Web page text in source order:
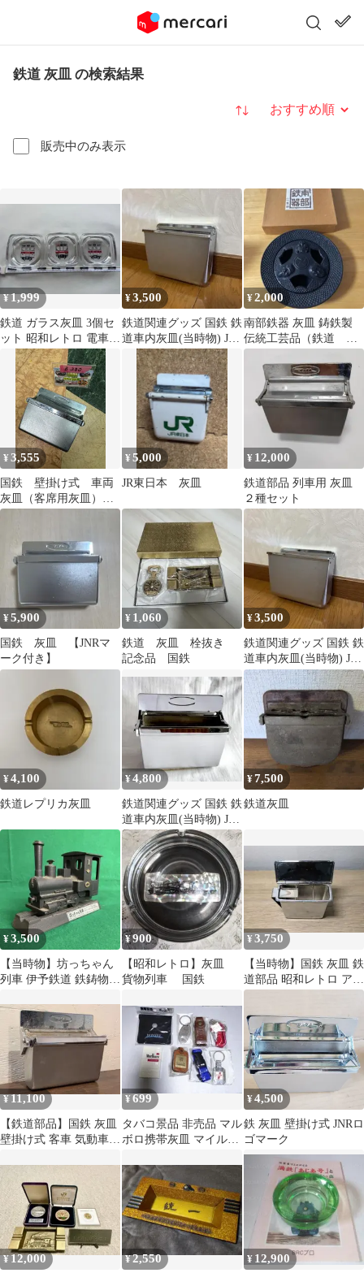
鉄道 灰皿 の検索結果
販売中のみ表示
並び替え
¥1,999
鉄道 ガラス灰皿 3個セ
ット 昭和レトロ 電車デ
ザイン インテリア
¥3,500
鉄道関連グッズ 国鉄 鉄
道車内灰皿(当時物) JR
電車 ③
¥2,000
南部鉄器 灰皿 鋳鉄製
伝統工芸品（鉄道 新
鶴見機関区40周年記念
品）
¥3,555
国鉄 壁掛け式 車両
灰皿（客席用灰皿）
JNR（日本国有鉄道）
ル製 記念
¥5,000
JR東日本 灰皿
¥ 12,000
鉄道部品 列車用 灰皿
２種セット
¥5,900
国鉄 灰皿 【JNRマ
ーク付き】
¥ 1,060
鉄道 灰皿 栓抜き
記念品 国鉄
¥3,500
鉄道関連グッズ 国鉄 鉄
道車内灰皿(当時物) JR
電車 ④
¥4,100
鉄道レプリカ灰皿
¥4,800
鉄道関連グッズ 国鉄 鉄
道車内灰皿(当時物) JR
電車 ④
¥7,500
鉄道灰皿
¥3,500
【当時物】坊っちゃん
列車 伊予鉄道 鉄鋳物製
ロ
¥900
【昭和レトロ】灰皿
貨物列車 国鉄
¥3,750
【当時物】国鉄 灰皿 鉄
道部品 昭和レトロ アッ
シュトレイ 車内装備品
¥11,100
​【鉄道部品】国鉄 灰皿
壁掛け式 客車 気動車
¥699
タバコ景品 非売品 マル
ボロ携帯灰皿 マイルド
¥4,500
鉄 灰皿 壁掛け式 JNRロ
ゴマーク
¥12,000 ¥2,550 ¥ 12,900